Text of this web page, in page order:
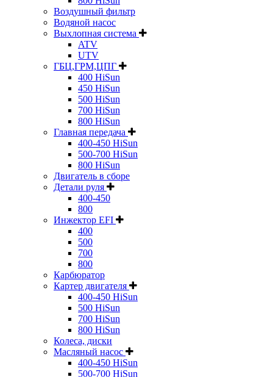
Воздушный фильтр
Водяной насос
Выхлопная система
ATV
UTV
ГБЦ,ГРМ,ЦПГ
400 HiSun
450 HiSun
500 HiSun
700 HiSun
800 HiSun
Главная передача
400-450 HiSun
500-700 HiSun
800 HiSun
Двигатель в сборе
Детали руля
400-450
800
Инжектор EFI
400
500
700
800
Карбюратор
Картер двигателя
400-450 HiSun
500 HiSun
700 HiSun
800 HiSun
Колeса, диски
Масляный насос
400-450 HiSun
500-700 HiSun